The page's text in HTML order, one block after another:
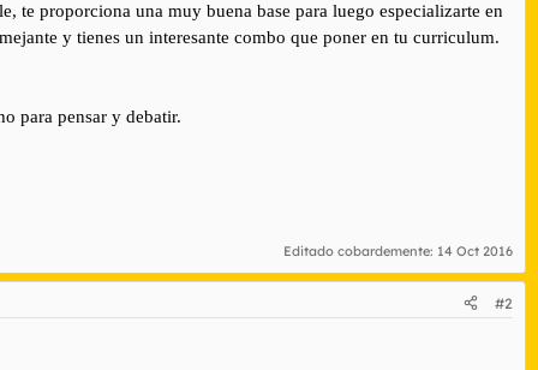
te proporciona una muy buena base para luego especializarte en
y tienes un interesante combo que poner en tu curriculum.
para pensar y debatir.
Editado cobardemente: 14 Oct 2016
#2